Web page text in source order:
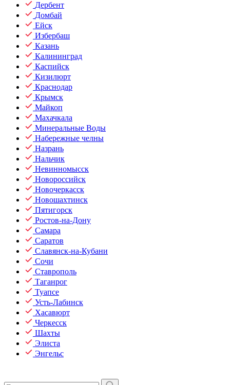
Дербент
Домбай
Ейск
Избербаш
Казань
Калининград
Каспийск
Кизилюрт
Краснодар
Крымск
Майкоп
Махачкала
Минеральные Воды
Набережные челны
Назрань
Нальчик
Невинномысск
Новороссийск
Новочеркасск
Новошахтинск
Пятигорск
Ростов-на-Дону
Самара
Саратов
Славянск-на-Кубани
Сочи
Ставрополь
Таганрог
Туапсе
Усть-Лабинск
Хасавюрт
Черкесск
Шахты
Элиста
Энгельс